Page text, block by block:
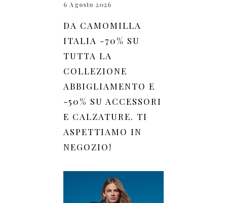
6 Agosto 2026
DA CAMOMILLA
ITALIA -70% SU
TUTTA LA
COLLEZIONE
ABBIGLIAMENTO E
-50% SU ACCESSORI
E CALZATURE. TI
ASPETTIAMO IN
NEGOZIO!